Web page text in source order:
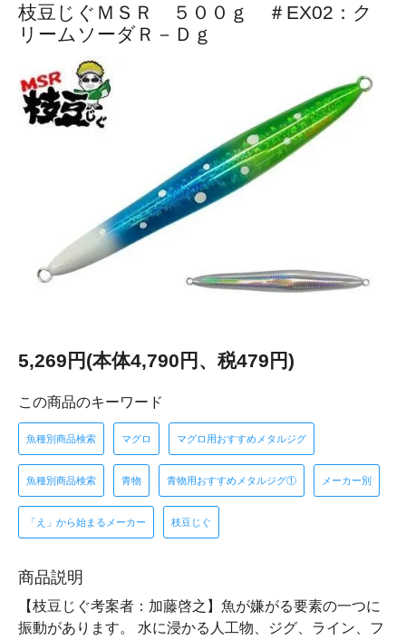
枝豆じぐＭＳＲ ５００ｇ ＃EX02：ク
リームソーダＲ－Ｄｇ
5,269円(本体4,790円、税479円)
この商品のキーワード
魚種別商品検索 マグロ マグロ用おすすめメタルジグ
魚種別商品検索 青物 青物用おすすめメタルジグ① メーカー別
「え」から始まるメーカー 枝豆じぐ
商品説明
【枝豆じぐ考案者：加藤啓之】魚が嫌がる要素の一つに
振動があります。 水に浸かる人工物、ジグ、ライン、フ